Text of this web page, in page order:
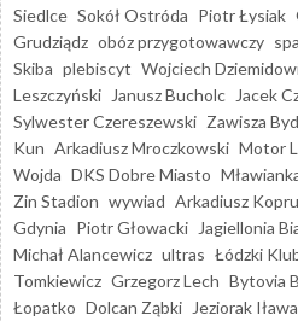
Siedlce Sokół Ostróda Piotr Łysiak
Grudziądz obóz przygotowawczy
Skiba plebiscyt Wojciech
Leszczyński
Janusz Bucholc Jacek
Sylwester Czereszewski Zawisza
Kun Arkadiusz Mroczkowski Motor
Wojda DKS Dobre Miasto
Zin Stadion wywiad Arkadiusz
Gdynia Piotr Głowacki Jagiellonia
Michał Alancewicz ultras Łódzki
Tomkiewicz Grzegorz Lech Bytovia
Łopatko Dolcan Ząbki Jeziorak Iława